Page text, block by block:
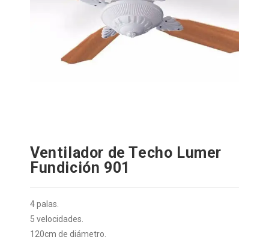
Ventilador de Techo Lumer
Fundición 901
4 palas.
5 velocidades.
120cm de diámetro.